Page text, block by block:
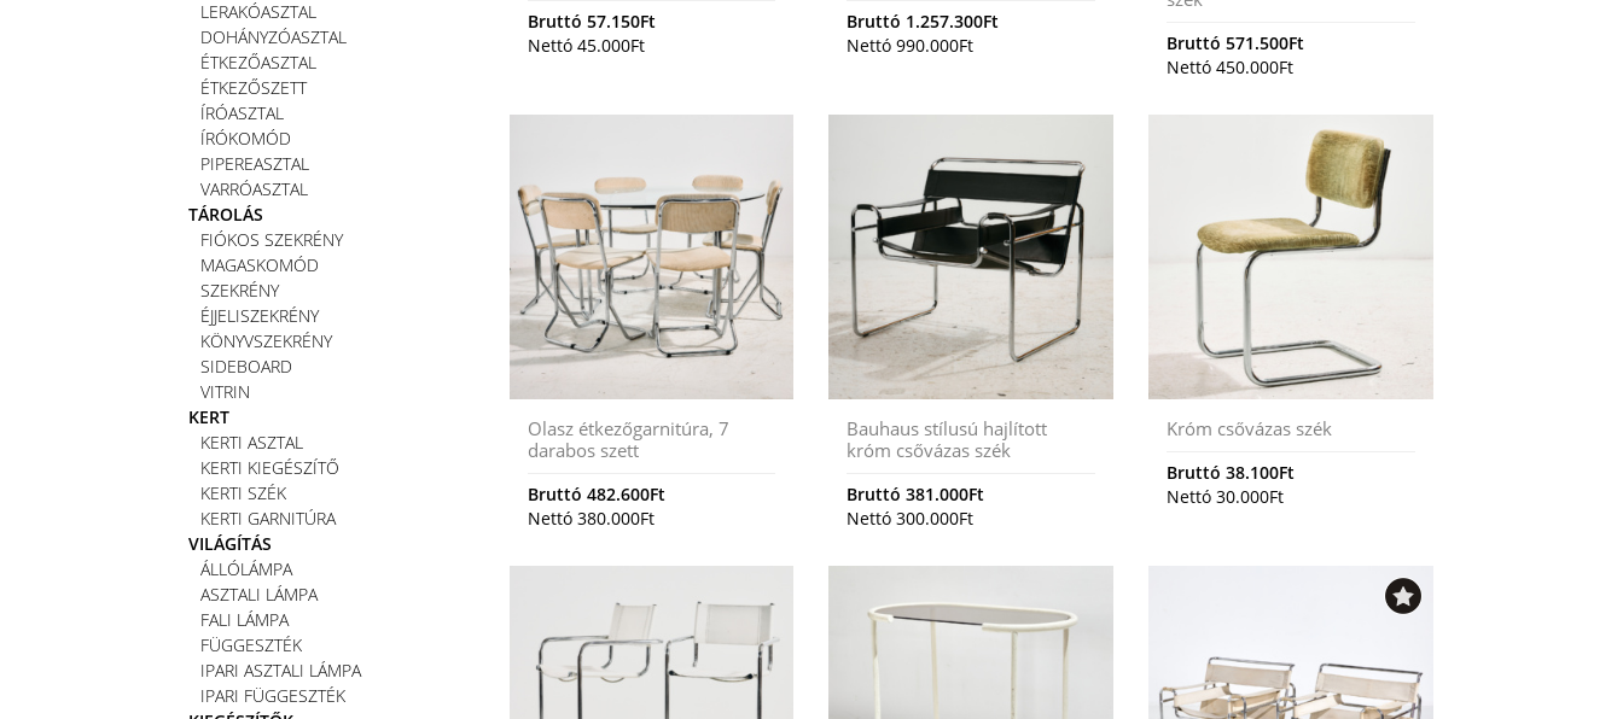
LERAKÓASZTAL
DOHÁNYZÓASZTAL
ÉTKEZŐASZTAL
ÉTKEZŐSZETT
ÍRÓASZTAL
ÍRÓKOMÓD
PIPEREASZTAL
VARRÓASZTAL
TÁROLÁS
FIÓKOS SZEKRÉNY
MAGASKOMÓD
SZEKRÉNY
ÉJJELISZEKRÉNY
KÖNYVSZEKRÉNY
SIDEBOARD
VITRIN
KERT
KERTI ASZTAL
KERTI KIEGÉSZÍTŐ
KERTI SZÉK
KERTI GARNITÚRA
VILÁGÍTÁS
ÁLLÓLÁMPA
ASZTALI LÁMPA
FALI LÁMPA
FÜGGESZTÉK
IPARI ASZTALI LÁMPA
IPARI FÜGGESZTÉK
Bruttó 57.150Ft
Nettó 45.000Ft
Bruttó 1.257.300Ft
Nettó990.000Ft Bruttó571.500Ft
Nettó450.000Ft
Olasz étkezőgarnitúra, 7
darabos szett
Bruttó 482.600Ft
Nettó 380.000Ft
Bauhaus stílusú hajlított
króm csővázas szék
Bruttó381.000Ft
Nettó300.000Ft
Króm csővázas szék
Bruttó38.100Ft
Nettó30.000Ft